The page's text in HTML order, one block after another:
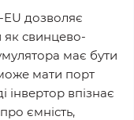
EU дозволяє
як свинцево-
має бути
мати порт
інвертор впізнає
ємність,